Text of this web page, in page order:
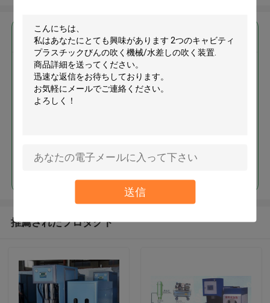
送信
最高の価格で
2つのキャビティ プラスチックび
んの吹く機械/水差しの吹く装置
続行
推薦されたプロダクト